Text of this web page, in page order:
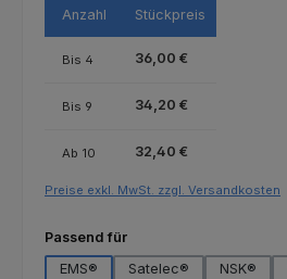
Anzahl Stückpreis
Bis 4 36,00 €
Bis 9 34,20 €
Ab 10 32,40 €
Preise exkl. MwSt. zzgl. Versandkosten
Passend fürauswählen
EMS®
Satelec® NSK®